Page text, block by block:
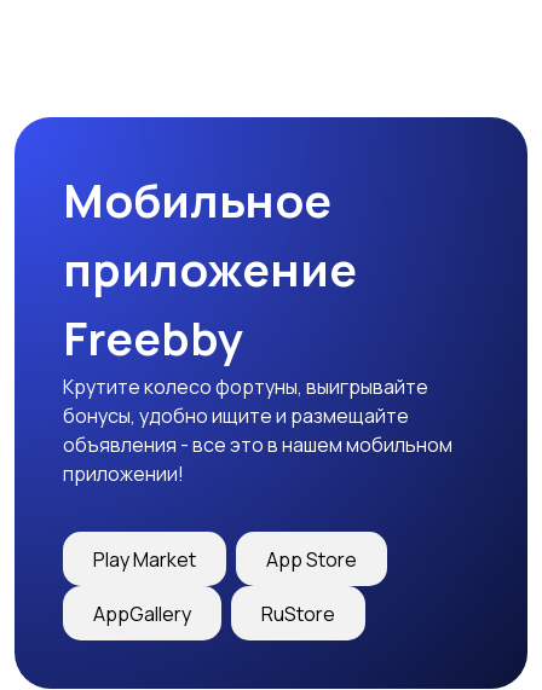
Мобильное
приложение
Freebby
Крутите колесо фортуны, выигрывайте
бонусы, удобно ищите и размещайте
объявления - все это в нашем мобильном
приложении!
Play Market App Store
AppGallery RuStore